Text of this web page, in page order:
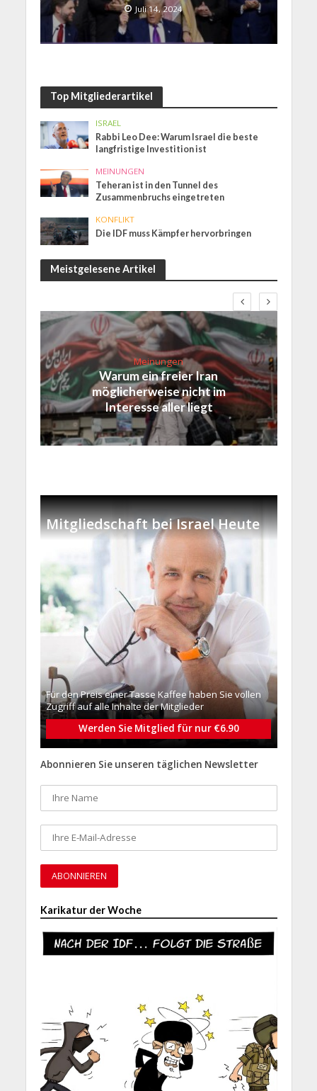
Juli 14, 2024
Top Mitgliederartikel
ISRAEL
Rabbi Leo Dee: Warum Israel die beste
langfristige Investition ist
MEINUNGEN
Teheran ist in den Tunnel des
Zusammenbruchs eingetreten
KONFLIKT
Die IDF muss Kämpfer hervorbringen
Meistgelesene Artikel
Meinungen
Warum ein freier Iran
möglicherweise nicht im
Interesse aller liegt
Mitgliedschaft bei Israel Heute
Für den Preis einer Tasse Kaffee haben Sie vollen
Zugriff auf alle Inhalte der Mitglieder
Werden Sie Mitglied für nur €6.90
Abonnieren Sie unseren täglichen Newsletter
Karikatur der Woche